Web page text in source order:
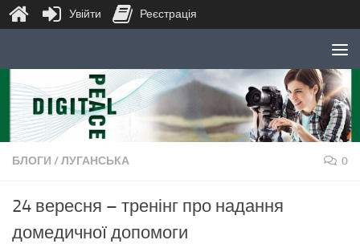
Skip to content
БЛОГИ /ЛУГАНСЬКА 0
24 вересня – тренінг про надання
домедичної допомоги
Увійти Реєстрація